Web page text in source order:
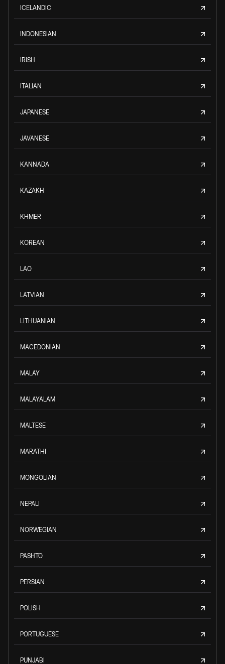
ICELANDIC
INDONESIAN
IRISH
ITALIAN
JAPANESE
JAVANESE
KANNADA
KAZAKH
KHMER
KOREAN
LAO
LATVIAN
LITHUANIAN
MACEDONIAN
MALAY
MALAYALAM
MALTESE
MARATHI
MONGOLIAN
NEPALI
NORWEGIAN
PASHTO
PERSIAN
POLISH
PORTUGUESE
PUNJABI